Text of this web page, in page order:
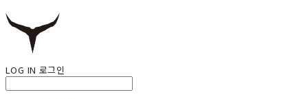
LOG IN 로그인